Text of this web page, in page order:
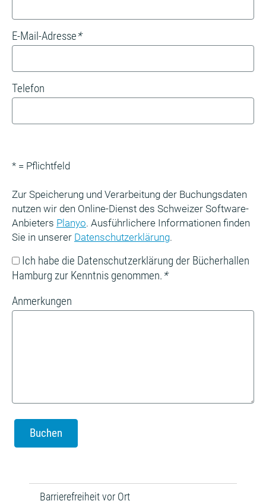
E-Mail-Adresse*
Telefon
* = Pflichtfeld
Zur Speicherung und Verarbeitung der Buchungsdaten
nutzen wir den Online-Dienst des Schweizer Software-
Anbieters Planyo. Ausführlichere Informationen finden
Sie in unserer Datenschutzerklärung.
Ich habe die Datenschutzerklärung der Bücherhallen
Hamburg zur Kenntnis genommen. *
Anmerkungen
Barrierefreiheit vor Ort